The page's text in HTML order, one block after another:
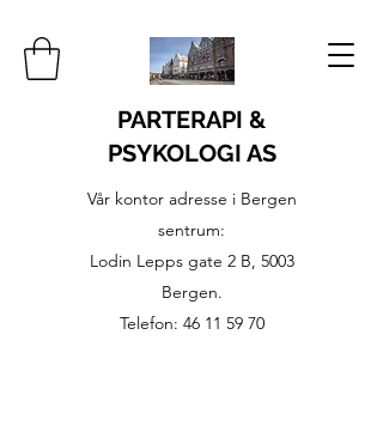
PARTERAPI &
PSYKOLOGI AS
Vår kontor adresse i Bergen
sentrum:
Lodin Lepps gate 2 B, 5003
Bergen.
Telefon: 46 11 59 70